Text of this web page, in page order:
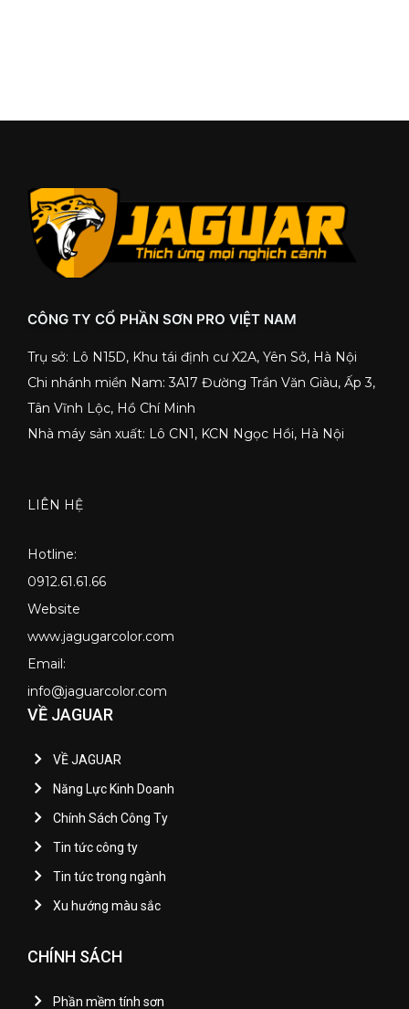
CÔNG TY CỔ PHẦN SƠN PRO VIỆT NAM
Trụ sở: Lô N15D, Khu tái định cư X2A, Yên Sở, Hà Nội
Chi nhánh miền Nam: 3A17 Đường Trần Văn Giàu, Ấp 3,
Tân Vĩnh Lộc, Hồ Chí Minh
Nhà máy sản xuất: Lô CN1, KCN Ngọc Hồi, Hà Nội
LIÊN HỆ
Hotline:
0912.61.61.66
Website
www.jagugarcolor.com
Email:
info@jaguarcolor.com
VỀ JAGUAR
VỀ JAGUAR
Năng Lực Kinh Doanh
Chính Sách Công Ty
Tin tức công ty
Tin tức trong ngành
Xu hướng màu sắc
CHÍNH SÁCH
Phần mềm tính sơn